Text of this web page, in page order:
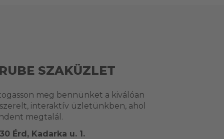
SZAKÜZLET
meg bennünket a kiválóan
interaktív üzletünkben, ahol
megtalál.
Érd, Kadarka u. 1.